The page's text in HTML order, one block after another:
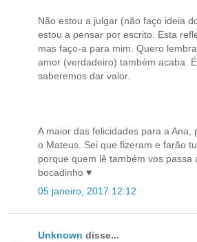
Não estou a julgar (não faço ideia
estou a pensar por escrito. Esta
mas faço-a para mim. Quero
amor (verdadeiro) também acaba.
saberemos dar valor.
A maior das felicidades para a Ana,
o Mateus. Sei que fizeram e farão
porque quem lê também vos passa
bocadinho ♥
05 janeiro, 2017 12:12
Unknown disse...